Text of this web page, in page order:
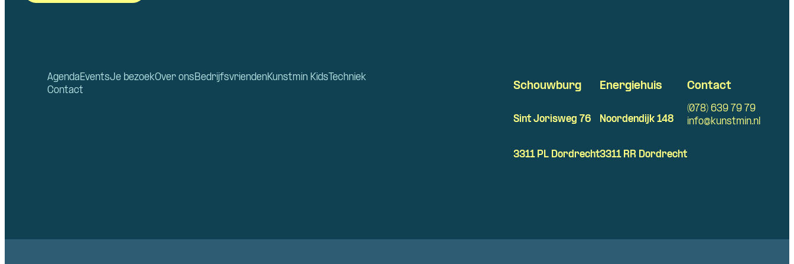
AgendaEventsJe bezoekOver onsBedrijfsvriendenKunstmin Kids Techniek
Contact
Schouwburg
Sint Jorisweg 76
3311 PL Dordrecht
Energiehuis
Noordendijk 148
3311 RR Dordrecht
Contact
(078) 639 79 79
info@kunstmin.nl